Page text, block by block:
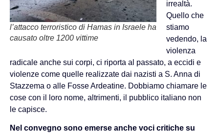
l’attacco terroristico di Hamas in Israele ha
causato oltre 1200 vittime
irrealtà.
Quello che
stiamo
vedendo, la
violenza
radicale anche sui corpi, ci riporta al passato, a eccidi e
violenze come quelle realizzate dai nazisti a S. Anna di
Stazzema o alle Fosse Ardeatine. Dobbiamo chiamare le
cose con il loro nome, altrimenti, il pubblico italiano non
le capisce.
Nel convegno sono emerse anche voci critiche su